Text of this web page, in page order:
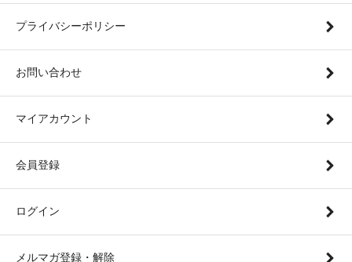
プライバシーポリシー
お問い合わせ
マイアカウント
会員登録
ログイン
メルマガ登録・解除